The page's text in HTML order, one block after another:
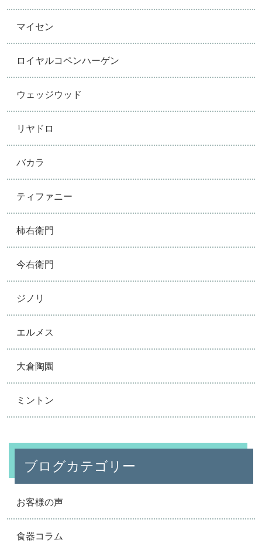
マイセン
ロイヤルコペンハーゲン
ウェッジウッド
リヤドロ
バカラ
ティファニー
柿右衛門
今右衛門
ジノリ
エルメス
大倉陶園
ミントン
ブログカテゴリー
お客様の声
食器コラム